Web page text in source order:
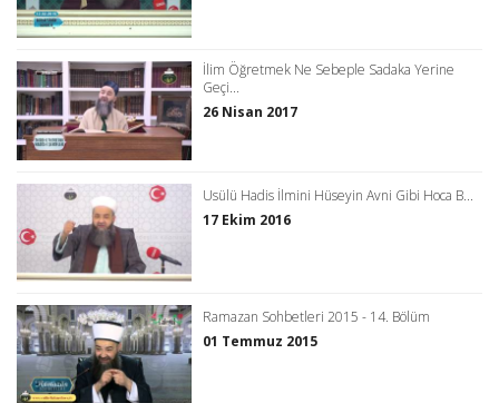
İlim Öğretmek Ne Sebeple Sadaka Yerine
Geçi...
26 Nisan 2017
Usülü Hadis İlmini Hüseyin Avni Gibi Hoca B...
17 Ekim 2016
Ramazan Sohbetleri 2015 - 14. Bölüm
01 Temmuz 2015